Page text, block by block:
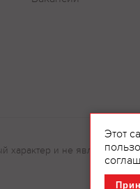
характер и не являются
Этот